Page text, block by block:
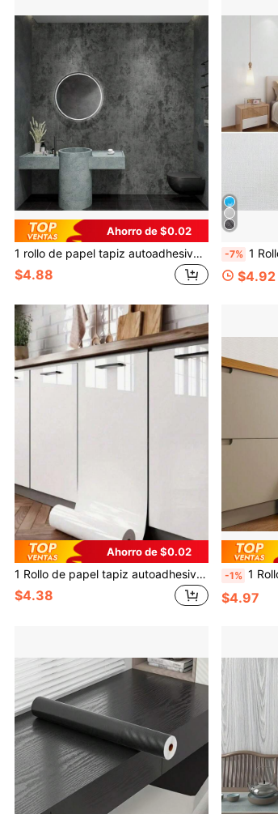
Ahorro de $0.02
1 rollo de papel tapiz autoadhesivo vintage de color gris con patrón de cemento, decoración del hogar removible para el hogar, cocina, dormitorio, sala de estar, estilo minimalista moderno
$4.88
-7% 1 Rollo de Papel Tapiz Autoadhesivo con Grano de Madera Falsa Amarilla, Rayas
$4.92
Ahorro de $0.02
1 Rollo de papel tapiz autoadhesivo de vinilo con diseño de mármol blanco, papel decorativo para recubrimiento de paredes, encimeras de cocina, gabinetes, armarios y muebles con brillo iridiscente
$4.38
-1% 1 Rollo, Papel tapiz removible de
$4.97